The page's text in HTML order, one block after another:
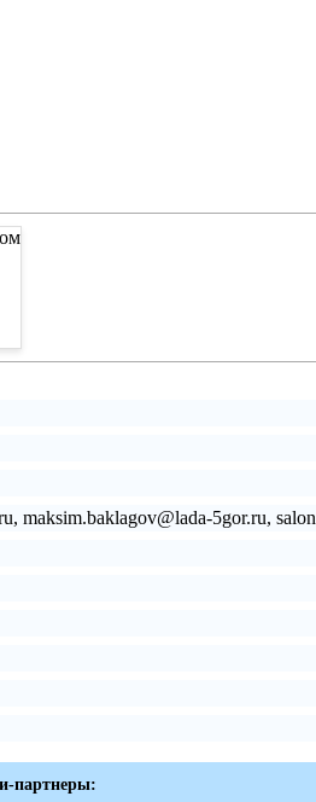
maksim.baklagov@lada-5gor.ru,
партнеры: